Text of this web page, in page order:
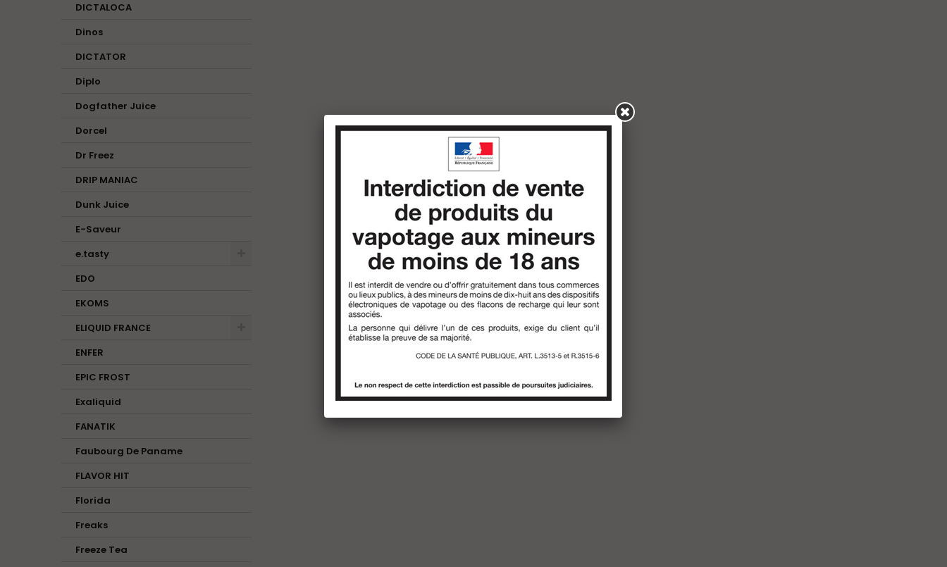
DICTALOCA
Dinos
DICTATOR
Diplo
Dogfather Juice
Dorcel
Dr Freez
DRIP MANIAC
Dunk Juice
E-Saveur
e.tasty
EDO
EKOMS
ELIQUID FRANCE
ENFER
EPIC FROST
Exaliquid
FANATIK
Faubourg De Paname
FLAVOR HIT
Florida
Freaks
Freeze Tea